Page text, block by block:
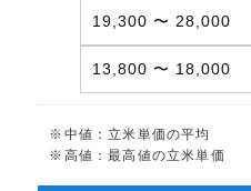
19,300 〜 28,000
13,800 〜 18,000
※中値：立米単価の平均
※高値：最高値の立米単価